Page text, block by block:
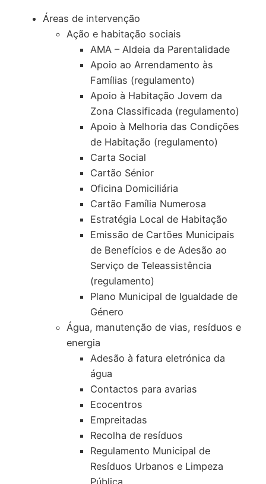
Áreas de intervenção
Ação e habitação sociais
AMA – Aldeia da Parentalidade
Apoio ao Arrendamento às
Famílias (regulamento)
Apoio à Habitação Jovem da
Zona Classificada (regulamento)
Apoio à Melhoria das Condições
de Habitação (regulamento)
Carta Social
Cartão Sénior
Oficina Domiciliária
Cartão Família Numerosa
Estratégia Local de Habitação
Emissão de Cartões Municipais
de Benefícios e de Adesão ao
Serviço de Teleassistência
(regulamento)
Plano Municipal de Igualdade de
Género
Água, manutenção de vias, resíduos e
energia
Adesão à fatura eletrónica da
água
Contactos para avarias
Ecocentros
Empreitadas
Recolha de resíduos
Regulamento Municipal de
Resíduos Urbanos e Limpeza
Pública